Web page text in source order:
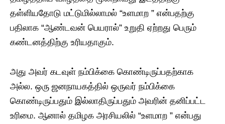
தள்ளியதோடு மட்டுமில்லாமல் “உளமாற ” என்பதற்கு
பதிலாக “ஆண்டவன் பெயரால்” உறுதி ஏற்றது பெரும்
கண்டனத்திற்கு உரியதாகும்.
அது அவர் கடவுள் நம்பிக்கை கொண்டிருப்பதற்காக
அல்ல. ஒரு ஜனநாயகத்தில் ஒருவர் நம்பிக்கை
கொண்டிருப்பதும் இல்லாதிருப்பதும் அவரின் தனிப்பட்ட
உரிமை. ஆனால் தமிழக அரசியலில் “உளமாற ” என்பது